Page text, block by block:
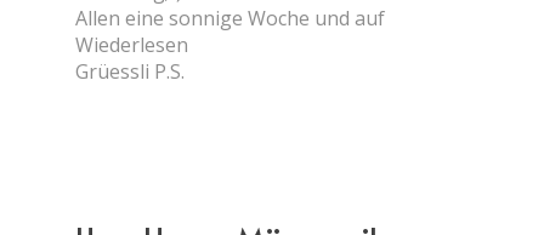
Allen eine sonnige Woche und auf
Wiederlesen
Grüessli P.S.